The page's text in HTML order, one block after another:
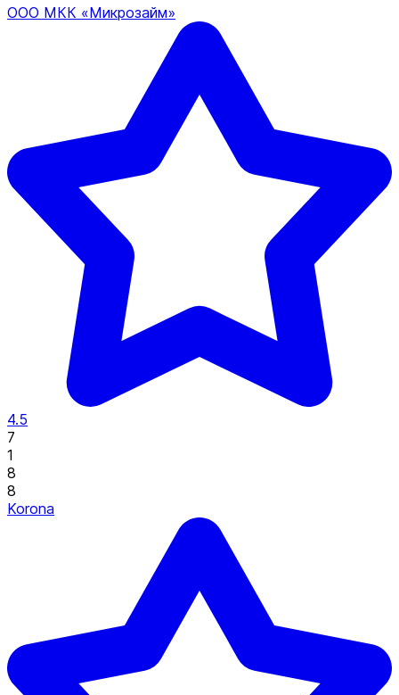
ООО МКК «Микрозайм»
4.5
7
1
8
8
Korona